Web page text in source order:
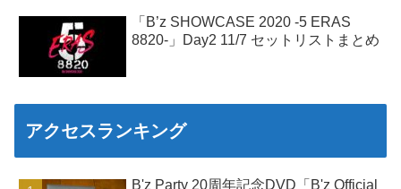
「B’z SHOWCASE 2020 -5 ERAS
8820-」Day2 11/7 セットリストまとめ
アクセスランキング
B'z Party 20周年記念DVD「B'z Official